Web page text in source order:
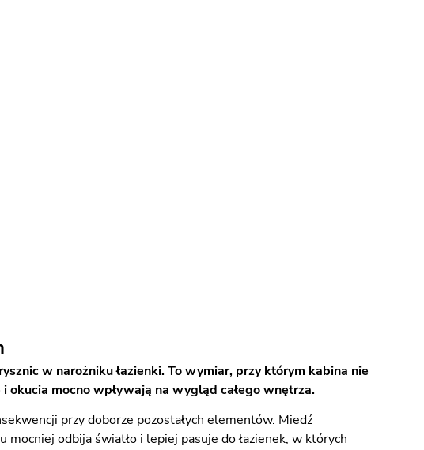
w narożniku łazienki. To wymiar, przy którym kabina nie
mocno wpływają na wygląd całego wnętrza.
przy doborze pozostałych elementów. Miedź
odbija światło i lepiej pasuje do łazienek, w których